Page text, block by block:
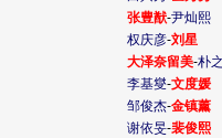
张豊猷-尹灿熙
权庆彦-刘星
大泽奈留美-朴
李基燮-文度媛
邹俊杰-金镇薰
谢依旻-裴俊熙